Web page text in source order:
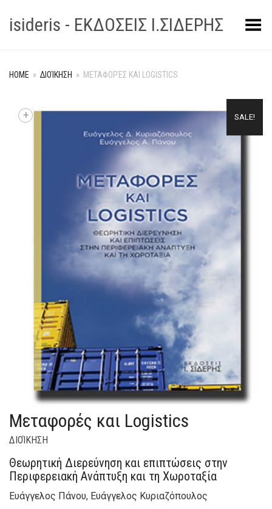
isideris - ΕΚΔΟΣΕΙΣ Ι.ΣΙΔΕΡΗΣToggle Menu
HOME » ΔΙΟΊΚΗΣΗ » ΜΕΤΑΦΟΡΈΣ ΚΑΙ LOGISTICS
SALE!
+
Μεταφορές και Logistics
ΔΙΟΊΚΗΣΗ
Θεωρητική Διερεύνηση και επιπτώσεις στην
Περιφερειακή Ανάπτυξη και τη Χωροταξία
Ευάγγελος Πάνου, Ευάγγελος Κυριαζόπουλος